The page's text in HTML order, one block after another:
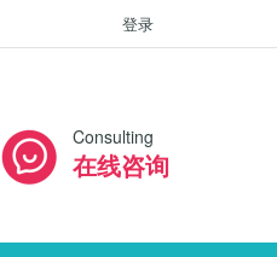
登录
Consulting
在线咨询